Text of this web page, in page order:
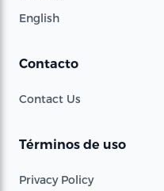
English
Contacto
Contact Us
Términos de uso
Privacy Policy